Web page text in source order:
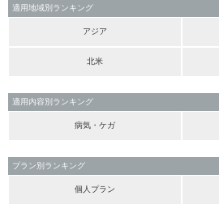
適用地域別ランキング
アジア
北米
適用内容別ランキング
病気・ケガ
プラン別ランキング
個人プラン